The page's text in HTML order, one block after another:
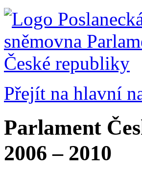
Přejít na hlavní
Parlament
2006 – 2010